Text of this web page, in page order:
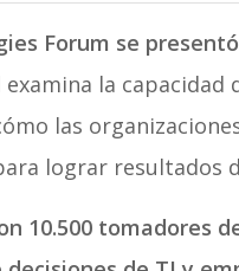
Forum se
la capacidad
las
lograr resultados
10.500 tomadores